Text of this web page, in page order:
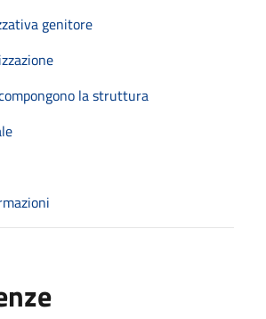
genitore
la struttura